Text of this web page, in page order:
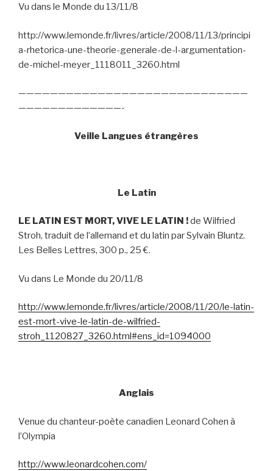
Vu dans le Monde du 13/11/8
http://www.lemonde.fr/livres/article/2008/11/13/principi
a-rhetorica-une-theorie-generale-de-l-argumentation-
de-michel-meyer_1118011_3260.html
—————————————————————————————
—————————————-
Veille Langues étrangères
Le Latin
LE LATIN EST MORT, VIVE LE LATIN !de Wilfried
Stroh, traduit de l’allemand et du latin par Sylvain Bluntz.
Les Belles Lettres, 300 p., 25 €.
Vu dans Le Monde du 20/11/8
http://www.lemonde.fr/livres/article/2008/11/20/le-latin-
est-mort-vive-le-latin-de-wilfried-
stroh_1120827_3260.html#ens_id=1094000
Anglais
Venue du chanteur-poète canadien Leonard Cohen à
l’Olympia
http://www.leonardcohen.com/